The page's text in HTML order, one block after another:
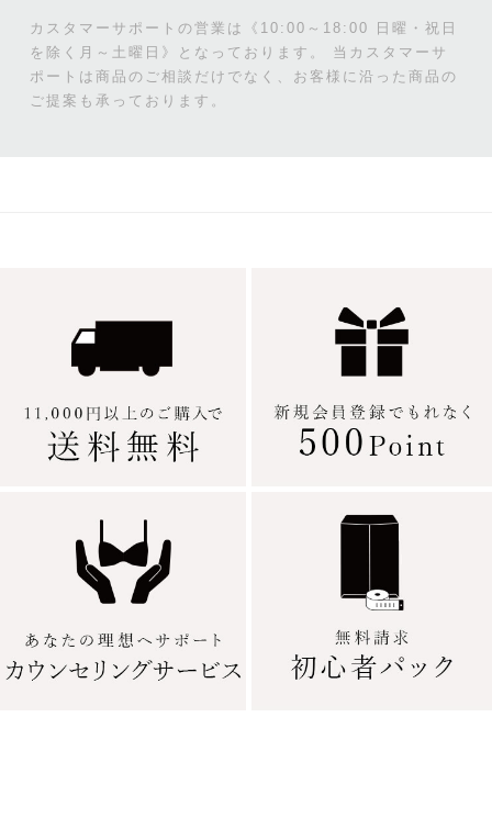
カスタマーサポートの営業は《10:00～18:00 日曜・祝日
を除く月～土曜日》となっております。
当カスタマーサ
ポートは商品のご相談だけでなく、お客様に沿った商品の
ご提案も承っております。